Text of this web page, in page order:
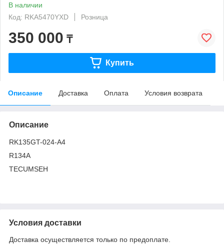
В наличии
Код: RKA5470YXD
Розница
350 000 ₸
Купить
Описание Доставка Оплата Условия возврата
Описание
RK135GT-024-A4
R134A
TECUMSEH
Условия доставки
Доставка осуществляется только по предоплате.